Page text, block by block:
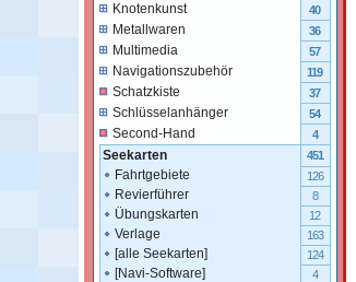
Knotenkunst 40
Metallwaren 36
Multimedia 57
Navigationszubehör 119
Schatzkiste 37
Schlüsselanhänger 54
Second-Hand 4
Seekarten 451
Fahrtgebiete 126
Revierführer 8
Übungskarten 12
Verlage 163
[alle Seekarten] 124
[Navi-Software] 4